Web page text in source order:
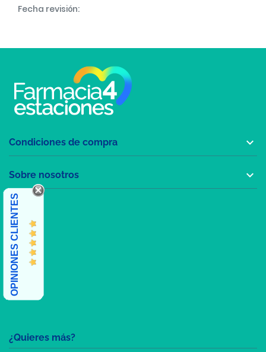
Fecha revisión:
¿Quieres más?
Condiciones de compra 
Sobre nosotros 
OPINIONES CLIENTES